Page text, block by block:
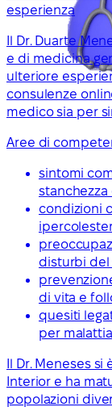
esperienza
Il Dr. Duarte
e di medicina
ulteriore
consulenze
medico sia per
Aree di
sintomi
condizioni
disturbi del
di vita e
quesiti
per
Il Dr. Meneses
Interior e ha
popolazioni